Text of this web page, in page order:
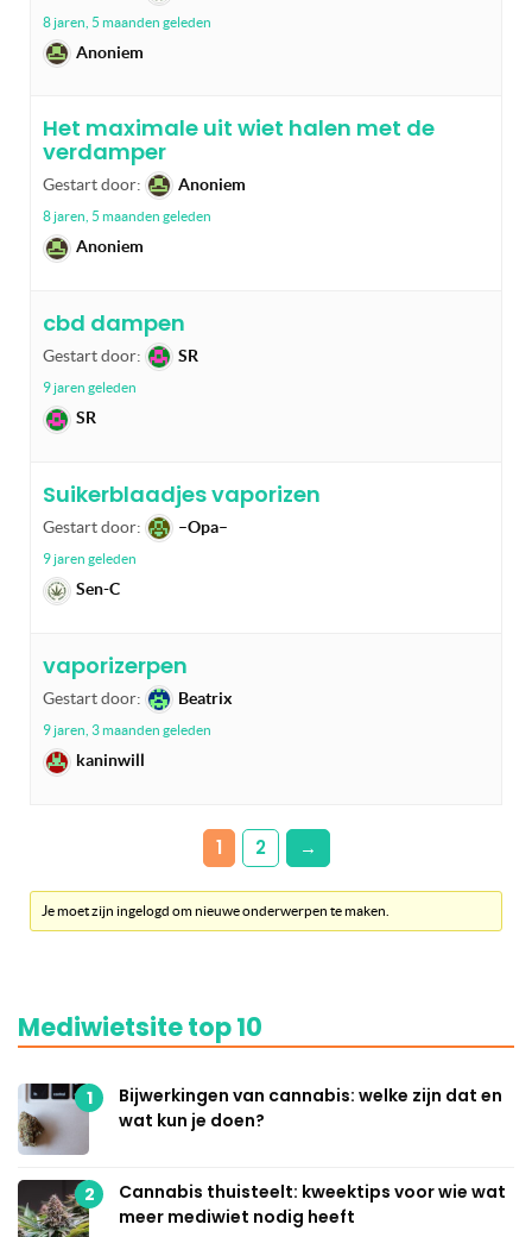
8 jaren, 5 maanden geleden
Anoniem
Het maximale uit wiet halen met de
verdamper
Gestart door: Anoniem
8 jaren, 5 maanden geleden
Anoniem
cbd dampen
Gestart door: SR
9 jaren geleden
SR
Suikerblaadjes vaporizen
Gestart door: –Opa–
9 jaren geleden
Sen-C
vaporizerpen
Gestart door: Beatrix
9 jaren, 3 maanden geleden
kaninwill
1 2 →
Je moet zijn ingelogd om nieuwe onderwerpen te maken.
Mediwietsite top 10
1
Bijwerkingen van cannabis: welke zijn dat en
wat kun je doen?
2
Cannabis thuisteelt: kweektips voor wie wat
meer mediwiet nodig heeft